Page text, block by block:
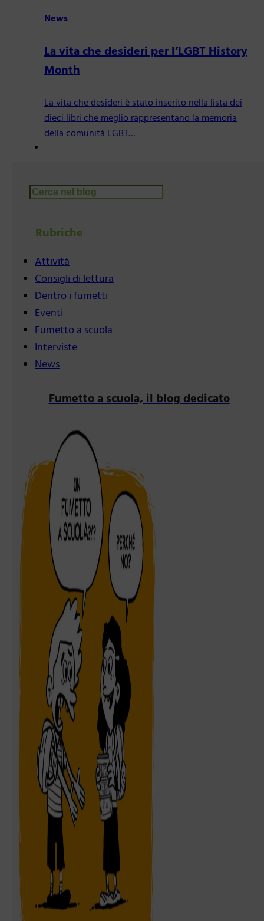
News
La vita che desideri per l’LGBT History
Month
La vita che desideri è stato inserito nella lista dei
dieci libri che meglio rappresentano la memoria
della comunità LGBT…
Cerca
Rubriche
Attività
Consigli di lettura
Dentro i fumetti
Eventi
Fumetto a scuola
Interviste
News
Fumetto a scuola, il blog dedicato